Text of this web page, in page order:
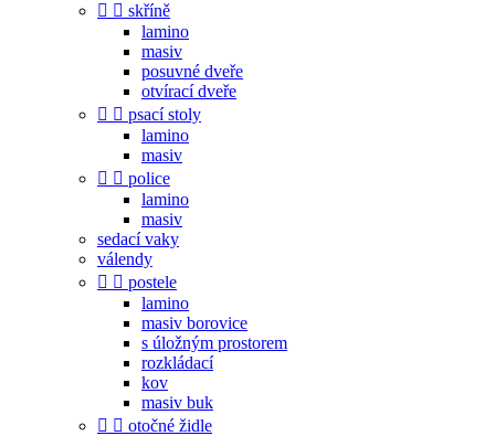
  skříně
lamino
masiv
posuvné dveře
otvírací dveře
  psací stoly
lamino
masiv
  police
lamino
masiv
sedací vaky
válendy
  postele
lamino
masiv borovice
s úložným prostorem
rozkládací
kov
masiv buk
  otočné židle